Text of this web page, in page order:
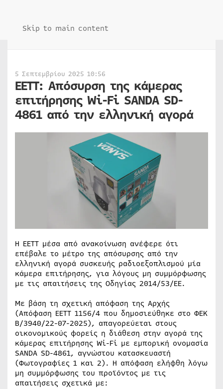
Skip to main content
5 Σεπτεμβρίου 2025 10:56
ΕΕΤΤ: Απόσυρση της κάμερας
επιτήρησης Wi-Fi SANDA SD-
4861 από την ελληνική αγορά
Η ΕΕΤΤ μέσα από ανακοίνωση ανέφερε ότι
επέβαλε το μέτρο της απόσυρσης από την
ελληνική αγορά συσκευής ραδιοεξοπλισμού μία
κάμερα επιτήρησης, για λόγους μη συμμόρφωσης
με τις απαιτήσεις της Οδηγίας 2014/53/ΕΕ.
Με βάση τη σχετική απόφαση της Αρχής
(Απόφαση ΕΕΤΤ 1156/4 που δημοσιεύθηκε στο ΦΕΚ
Β/3940/22-07-2025), απαγορεύεται στους
οικονομικούς φορείς η διάθεση στην αγορά της
κάμερας επιτήρησης Wi-Fi με εμπορική ονομασία
SANDA SD-4861, αγνώστου κατασκευαστή
(Φωτογραφίες 1 και 2). Η απόφαση ελήφθη λόγω
μη συμμόρφωσης του προϊόντος με τις
απαιτήσεις σχετικά με: